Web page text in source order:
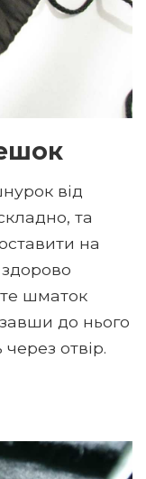
від
та
на
шматок
до нього
отвір.